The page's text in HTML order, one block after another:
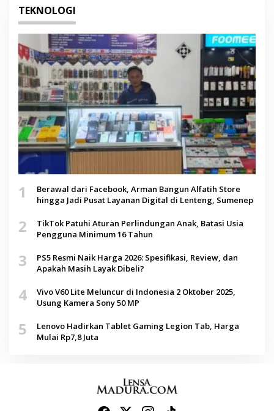
TEKNOLOGI
1
Berawal dari Facebook, Arman Bangun Alfatih Store
hingga Jadi Pusat Layanan Digital di Lenteng, Sumenep
2
TikTok Patuhi Aturan Perlindungan Anak, Batasi Usia
Pengguna Minimum 16 Tahun
3
PS5 Resmi Naik Harga 2026: Spesifikasi, Review, dan
Apakah Masih Layak Dibeli?
4
Vivo V60 Lite Meluncur di Indonesia 2 Oktober 2025,
Usung Kamera Sony 50 MP
5
Lenovo Hadirkan Tablet Gaming Legion Tab, Harga
Mulai Rp7,8 Juta